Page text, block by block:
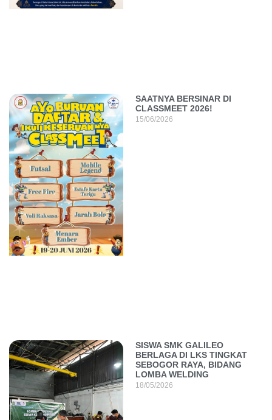
SAATNYA BERSINAR DI
CLASSMEET 2026!
15/06/2026
SISWA SMK GALILEO
BERLAGA DI LKS TINGKAT
SEBOGOR RAYA, BIDANG
LOMBA WELDING
18/05/2026